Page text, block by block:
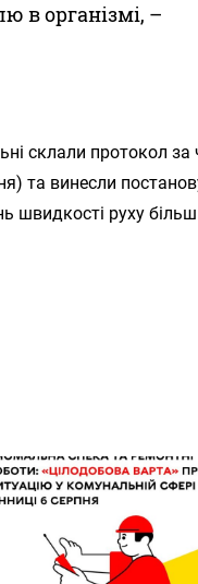
в організмі, –
склали протокол за
та винесли
швидкості руху